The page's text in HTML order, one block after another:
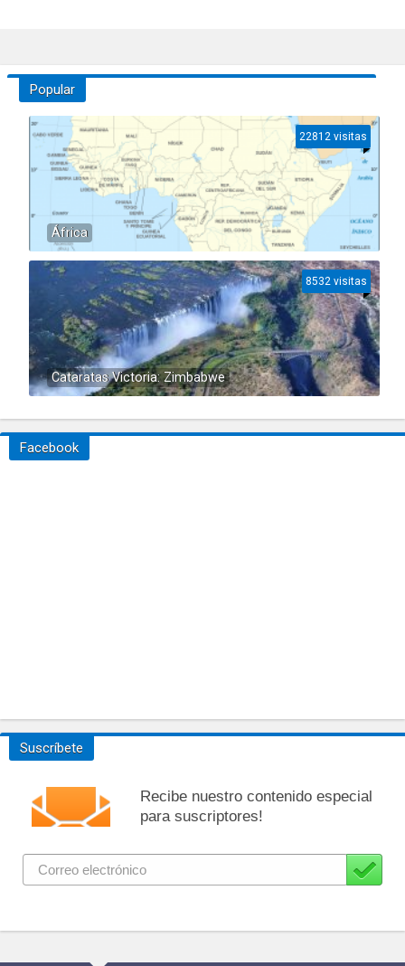
Popular
África
22812 visitas
Cataratas Victoria: Zimbabwe
8532 visitas
Facebook
Suscríbete
Recibe nuestro contenido especial
para suscriptores!